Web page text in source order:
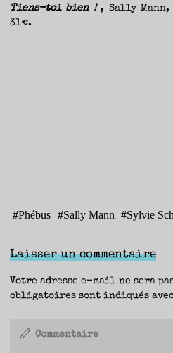
Tiens-toi bien !, Sally Mann,
31€.
#Phébus #Sally Mann #Sylvie
Laisser un commentaire
Votre adresse e-mail ne sera
obligatoires sont indiqués